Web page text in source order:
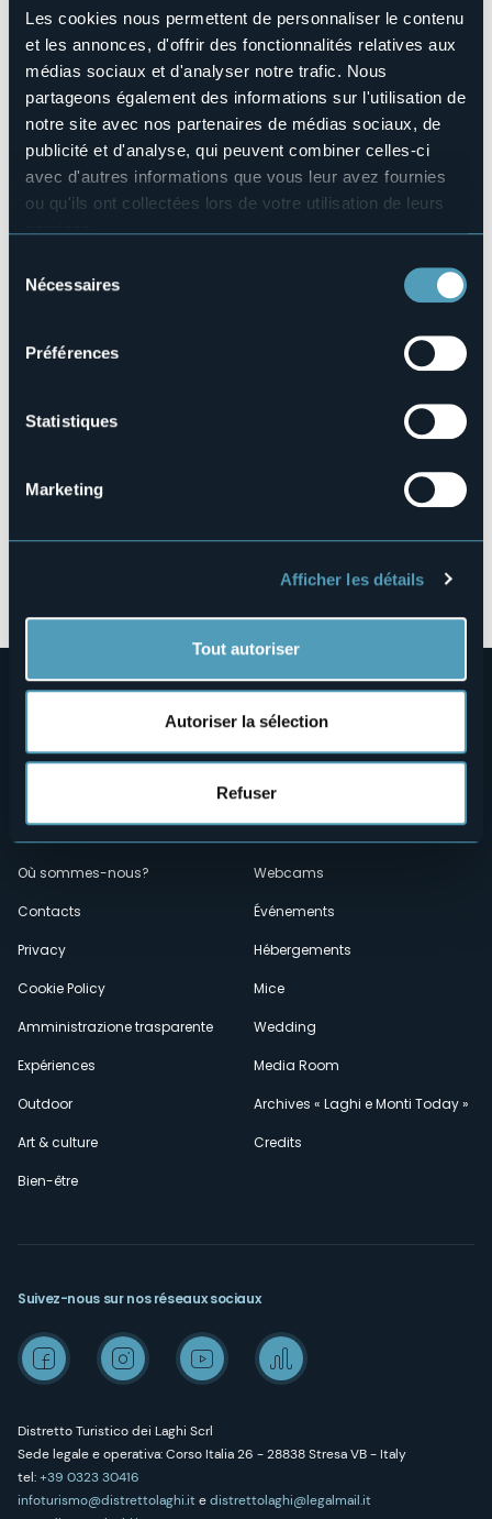
Les cookies nous permettent de personnaliser le contenu
et les annonces, d'offrir des fonctionnalités relatives aux
médias sociaux et d'analyser notre trafic. Nous
partageons également des informations sur l'utilisation de
notre site avec nos partenaires de médias sociaux, de
publicité et d'analyse, qui peuvent combiner celles-ci
avec d'autres informations que vous leur avez fournies
ou qu'ils ont collectées lors de votre utilisation de leurs
services.
manière de les gérer et de les supprimer,
cliquez ici
Nécessaires
Préférences
Statistiques
Marketing
Afficher les détails
Tout autoriser
Autoriser la sélection
Refuser
E-mail
info@approdohotelorta.it
Site Internet
http://www.approdohotelorta.com
Téléphone
+39 0323 89345
Codice CIR
003116-ALB-00003
Réserver
28028 - PETTENASCO (NO)
Menù
secondario
Où sommes-nous?
Contacts
Privacy
Cookie Policy
Amministrazione trasparente
Expériences
Outdoor
Art & culture
Bien-être
Webcams
Événements
Hébergements
Mice
Wedding
Media Room
Archives « Laghi e Monti Today »
Credits
Distretto Turistico dei Laghi Scrl
Sede legale e operativa: Corso Italia 26 - 28838 Stresa VB - Italy
tel:+39 0323 30416
infoturismo@distrettolaghi.itedistrettolaghi@legalmail.it
Suivez-nous sur nos réseaux sociaux